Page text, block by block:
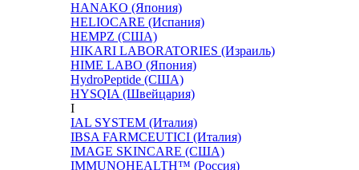
HANAKO (Япония)
HELIOCARE (Испания)
HEMPZ (США)
HIKARI LABORATORIES (Израиль)
HIME LABO (Япония)
HydroPeptide (США)
HYSQIA (Швейцария)
I
IAL SYSTEM (Италия)
IBSA FARMCEUTICI (Италия)
IMAGE SKINCARE (США)
IMMUNOHEALTH™ (Россия)